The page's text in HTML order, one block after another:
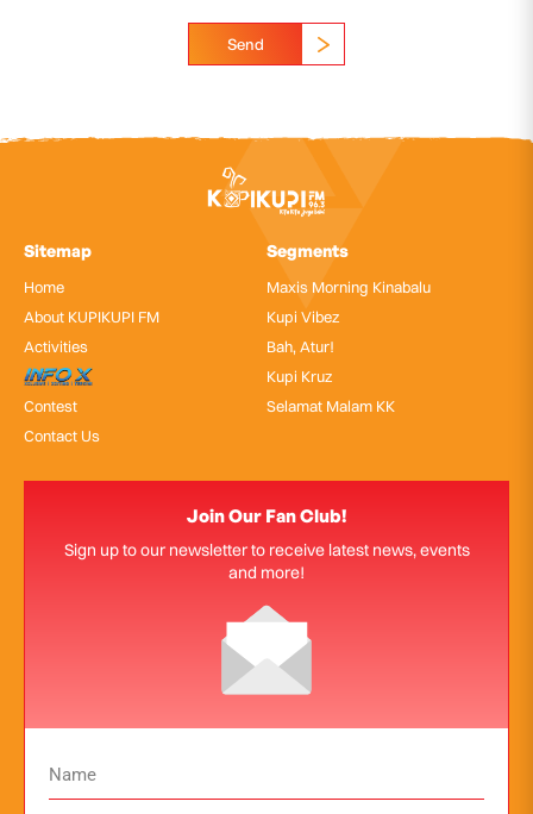
Send
Sitemap
Home
About KUPIKUPI FM
Activities
InfoX
Contest
Contact Us
Segments
Maxis Morning Kinabalu
Kupi Vibez
Bah, Atur!
Kupi Kruz
Selamat Malam KK
Join Our Fan Club!
Sign up to our newsletter to receive latest news, events
and more!